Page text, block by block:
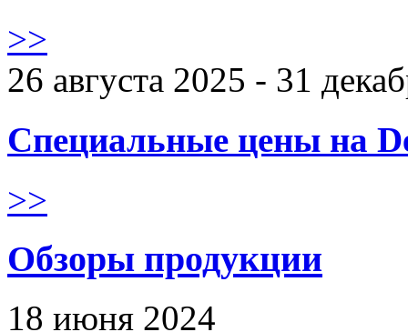
>>
26 августа 2025 - 31
Специальные цены на
>>
Обзоры продукции
18 июня 2024